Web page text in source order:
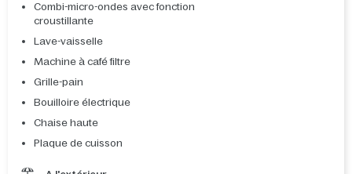
Combi-micro-ondes avec fonction
croustillante
Lave-vaisselle
Machine à café filtre
Grille-pain
Bouilloire électrique
Chaise haute
Plaque de cuisson